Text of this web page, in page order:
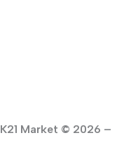
K21 Market © 2026 –